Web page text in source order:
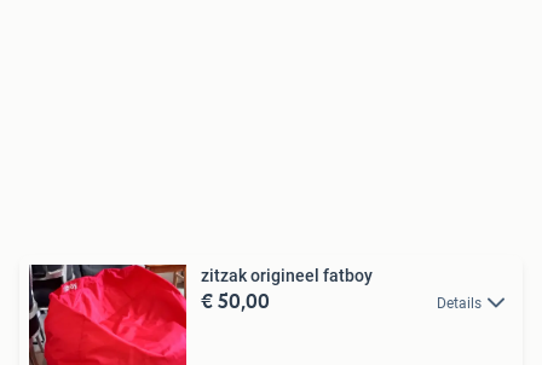
zitzak origineel fatboy
€ 50,00 Details